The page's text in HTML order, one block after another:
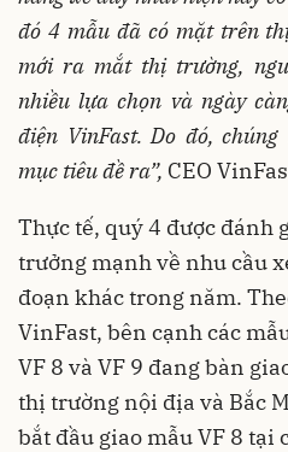
đó 4 mẫu đã có mặt trên
mới ra mắt thị trường,
nhiều lựa chọn và ngày
điện VinFast.Do đó,
mục tiêu đề ra”, CEO
Thực tế, quý 4 được đánh
trưởng mạnh về nhu cầu
đoạn khác trong năm.
VinFast, bên cạnh các
VF 8 và VF 9 đang bàn
thị trường nội địa và Bắc
bắt đầu giao mẫu VF 8 tại